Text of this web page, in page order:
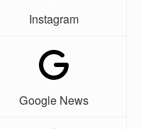
Instagram
Google News